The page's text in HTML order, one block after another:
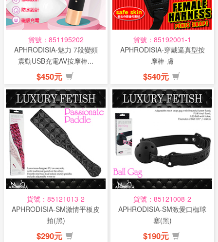
貨號：851195202
APHRODISIA-魅力 7段變頻
震動USB充電AV按摩棒...
$450元
貨號：85192001-1
APHRODISIA-穿戴逼真型按
摩棒-膚
$540元
貨號：85121013-2
APHRODISIA-SM激情平板皮
拍(黑)
$290元
貨號：85121008-2
APHRODISIA-SM激愛口枷球
塞(黑)
$190元